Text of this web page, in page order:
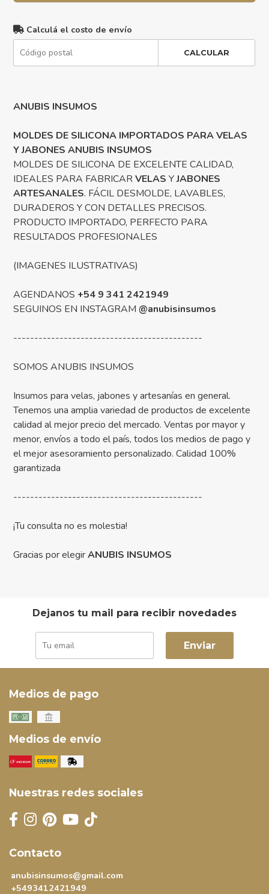
Calculá el costo de envío
CALCULAR
ANUBIS INSUMOS
MOLDES DE SILICONA IMPORTADOS PARA VELAS
Y JABONES ANUBIS INSUMOS
MOLDES DE SILICONA DE EXCELENTE CALIDAD,
IDEALES PARA FABRICARVELAS YJABONES
ARTESANALES. FÁCIL DESMOLDE, LAVABLES,
DURADEROS Y CON DETALLES PRECISOS.
PRODUCTO IMPORTADO, PERFECTO PARA
RESULTADOS PROFESIONALES
(IMAGENES ILUSTRATIVAS)
AGENDANOS +54 9 341 2421949
SEGUINOS EN INSTAGRAM@anubisinsumos
---------------------------------------------
SOMOS ANUBIS INSUMOS
Insumos para velas, jabones y artesanías en general.
Tenemos una amplia variedad de productos de excelente
calidad al mejor precio del mercado. Ventas por mayor y
menor, envíos a todo el país, todos los medios de pago y
el mejor asesoramiento personalizado. Calidad 100%
garantizada
---------------------------------------------
¡Tu consulta no es molestia!
Gracias por elegirANUBIS INSUMOS
Dejanos tu mail para recibir novedades
Enviar
Medios de pago
Medios de envío
Nuestras redes sociales
Contacto
anubisinsumos@gmail.com
+5493412421949